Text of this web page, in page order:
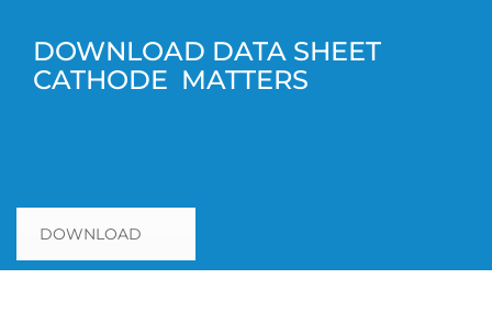
DOWNLOAD DATA SHEET
CATHODE MATTERS
DOWNLOAD